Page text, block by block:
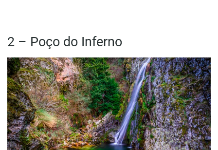
2 – Poço do Inferno